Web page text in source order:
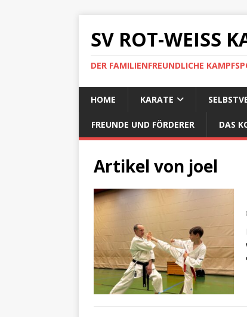
SV ROT-WEISS
DER FAMILIENFREUNDLICHE
HOME KARATE
FREUNDE UND FÖRDERER DAS
Artikel von joel